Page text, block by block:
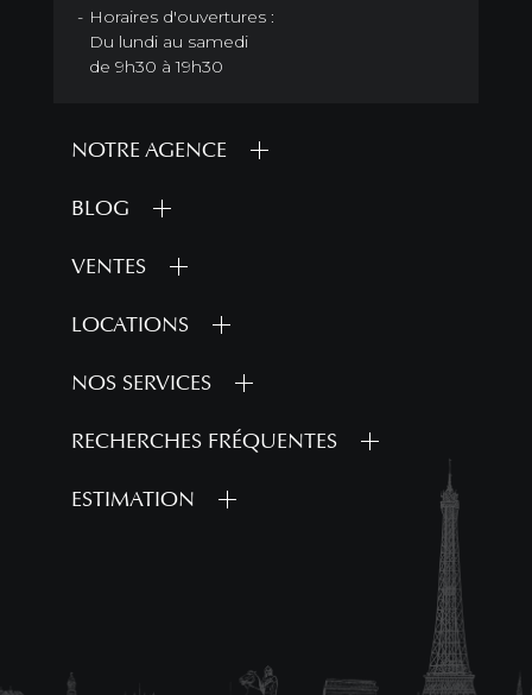
Horaires d'ouvertures :
Du lundi au samedi
de 9h30 à 19h30
NOTRE AGENCE
BLOG
VENTES
LOCATIONS
NOS SERVICES
RECHERCHES FRÉQUENTES
ESTIMATION